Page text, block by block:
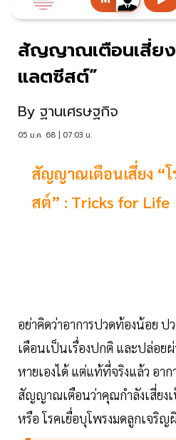
สัญญาณเตือนเสี่ยง
แลตซีสต์”
By ฐานเศรษฐกิจ
05 ม.ค. 68 | 07:03 น.
สัญญาณเตือนเสี่ยง “
สต์” : Tricks for Life
อย่าคิดว่าอาการปวดท้องน้อย ป
เดือนเป็นเรื่องปกติ และปล่อยผ่
หายเองได้ แต่แท้ที่จริงแล้ว อา
สัญญาณเตือนว่าคุณกำลังเสี่ยง
หรือ โรคเยื่อบุโพรงมดลูกเจริญ